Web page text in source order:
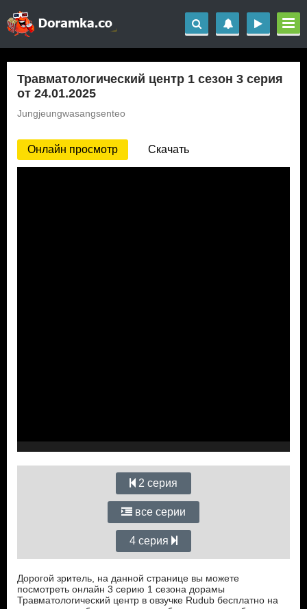
Травматологический центр 1 сезон 3 серия
от 24.01.2025
Jungjeungwasangsenteo
Онлайн просмотр Скачать
2 серия
все серии
4 серия
Дорогой зритель, на данной странице вы можете
посмотреть онлайн 3 серию 1 сезона дорамы
Травматологический центр в овзучке Rudub бесплатно на